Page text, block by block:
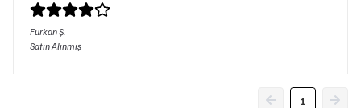
FurkanŞ.
Satın Alınmış
1